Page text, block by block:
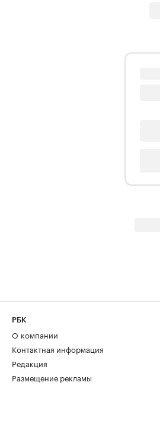
РБК
О компании
Контактная информация
Редакция
Размещение рекламы